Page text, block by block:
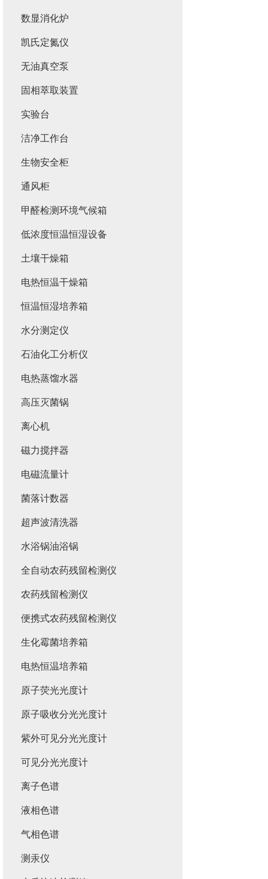
数显消化炉
凯氏定氮仪
无油真空泵
固相萃取装置
实验台
洁净工作台
生物安全柜
通风柜
甲醛检测环境气候箱
低浓度恒温恒湿设备
土壤干燥箱
电热恒温干燥箱
恒温恒湿培养箱
水分测定仪
石油化工分析仪
电热蒸馏水器
高压灭菌锅
离心机
磁力搅拌器
电磁流量计
菌落计数器
超声波清洗器
水浴锅油浴锅
全自动农药残留检测仪
农药残留检测仪
便携式农药残留检测仪
生化霉菌培养箱
电热恒温培养箱
原子荧光光度计
原子吸收分光光度计
紫外可见分光光度计
可见分光光度计
离子色谱
液相色谱
气相色谱
测汞仪